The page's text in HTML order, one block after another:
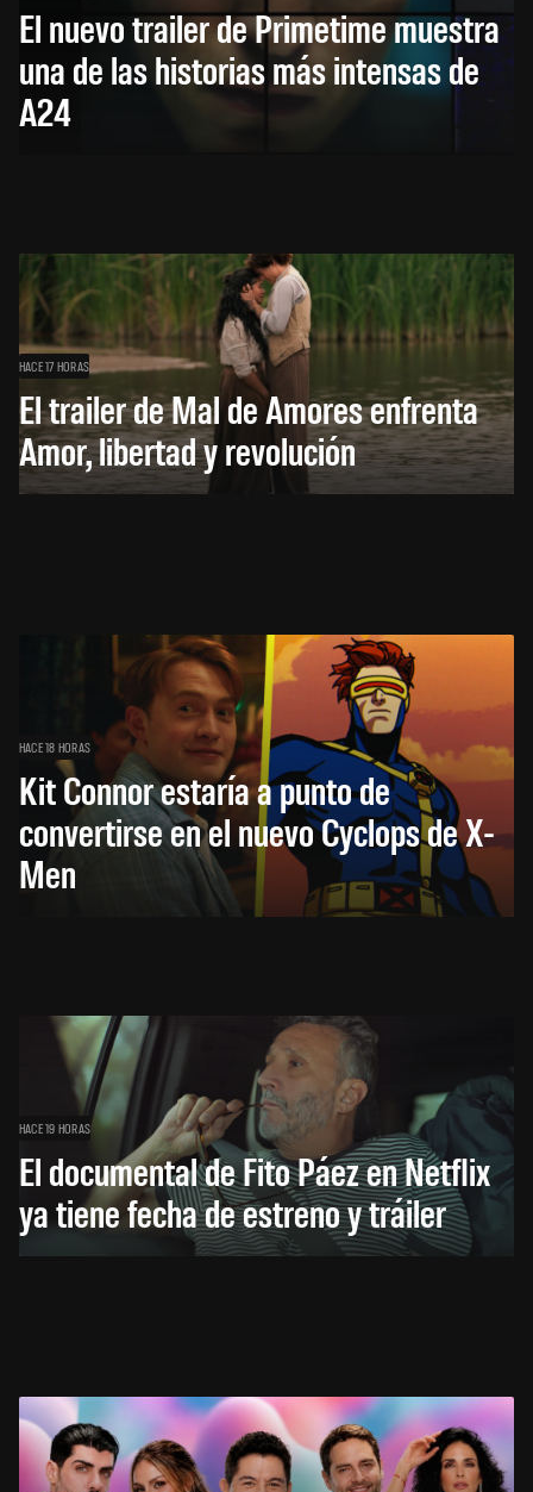
El nuevo trailer de Primetime muestra
una de las historias más intensas de
A24
HACE 17 HORAS
El trailer de Mal de Amores enfrenta
Amor, libertad y revolución
HACE 18 HORAS
Kit Connor estaría a punto de
convertirse en el nuevo Cyclops de X-
Men
HACE 19 HORAS
El documental de Fito Páez en Netflix
ya tiene fecha de estreno y tráiler